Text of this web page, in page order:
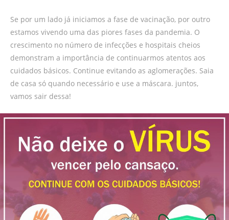
Se por um lado já iniciamos a fase de vacinação, por outro
estamos vivendo uma das piores fases da pandemia. O
crescimento no número de infecções e hospitais cheios
demonstram a importância de continuarmos atentos aos
cuidados básicos. Continue evitando as aglomerações. Saia
de casa só quando necessário e use a máscara. juntos,
vamos sair dessa!